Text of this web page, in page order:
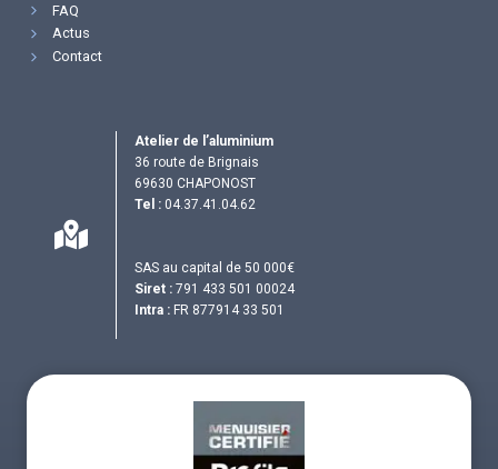
FAQ
Actus
Contact
Atelier de l’aluminium
36 route de Brignais
69630 CHAPONOST
Tel : 04.37.41.04.62
SAS au capital de 50 000€
Siret : 791 433 501 00024
Intra : FR 877914 33 501